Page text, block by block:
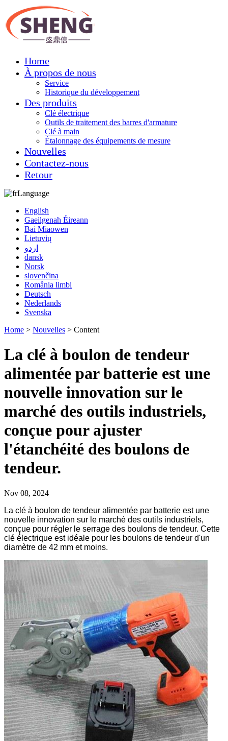
Home
À propos de nous
Service
Historique du développement
Des produits
Clé électrique
Outils de traitement des barres d'armature
Clé à main
Étalonnage des équipements de mesure
Nouvelles
Contactez-nous
Retour
Language
English
Gaeilgenah Éireann
Bai Miaowen
Lietuvių
اردو
dansk
Norsk
slovenčina
România limbi
Deutsch
Nederlands
Svenska
Home > Nouvelles > Content
La clé à boulon de tendeur
alimentée par batterie est une
nouvelle innovation sur le
marché des outils industriels,
conçue pour ajuster
l'étanchéité des boulons de
tendeur.
Nov 08, 2024
La clé à boulon de tendeur alimentée par batterie est une
nouvelle innovation sur le marché des outils industriels,
conçue pour régler le serrage des boulons de tendeur. Cette
clé électrique est idéale pour les boulons de tendeur d'un
diamètre de 42 mm et moins.